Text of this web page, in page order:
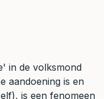
in de volksmond
aandoening is en
is een fenomeen